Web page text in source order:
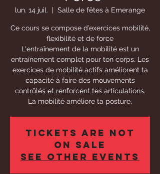
lun. 14 juil.
  |
Salle de fêtes à Emerange
Ce cours se compose d’exercices mobilité,
flexibilité et de force
L'entraînement de la mobilité est un
entraînement complet pour ton corps. Les
exercices de mobilité actifs améliorent ta
capacité à faire des mouvements
contrôlés et renforcent tes articulations.
La mobilité améliore ta posture,
Tickets Are Not
on Sale
See other events